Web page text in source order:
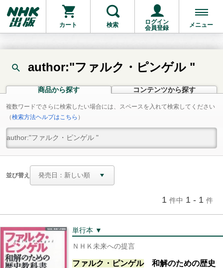
カート 検索
ログイン
会員登録
メニュー
author:"ファルク・ピンゲル "
商品から探す コンテンツから探す
複数ワードでさらに検索したい場合には、スペースを入れて検索してください
（検索方法ヘルプはこちら ）
並び替え
1 件中 1 - 1 件
単行本 ▼
ＮＨＫ未来への提言
ファルク・ピンゲル和解のための歴史